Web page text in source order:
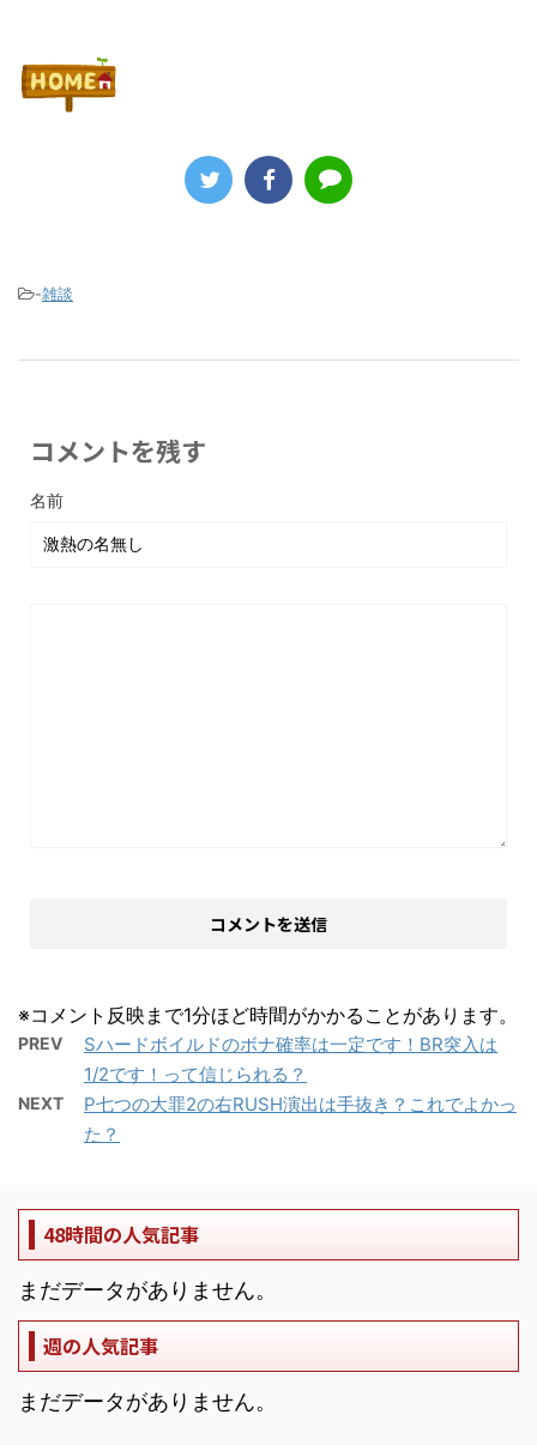
-雑談
コメントを残す
名前
※コメント反映まで1分ほど時間がかかることがあります。
PREV
Sハードボイルドのボナ確率は一定です！BR突入は
1/2です！って信じられる？
NEXT
P七つの大罪2の右RUSH演出は手抜き？これでよかっ
た？
48時間の人気記事
まだデータがありません。
週の人気記事
まだデータがありません。